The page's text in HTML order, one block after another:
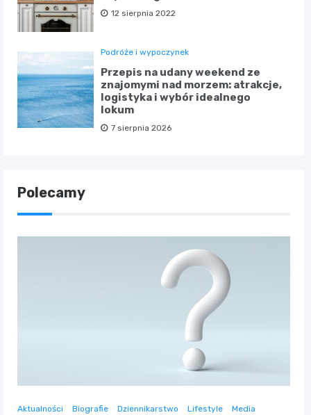
12 sierpnia 2022
Podróże i wypoczynek
Przepis na udany weekend ze
znajomymi nad morzem: atrakcje,
logistyka i wybór idealnego
lokum
7 sierpnia 2026
Polecamy
Aktualności Biografie Dziennikarstwo Lifestyle Media